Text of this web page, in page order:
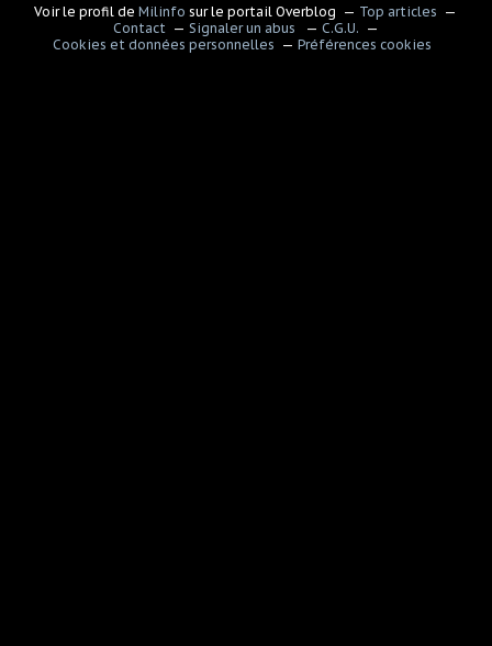
Voir le profil deMilinfo sur le portail Overblog
Top articles
Contact
Signaler un abus
C.G.U.
Cookies et données personnelles
Préférences cookies